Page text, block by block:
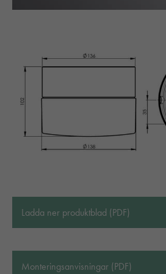
Ladda ner produktblad (PDF)
Monteringsanvisningar (PDF)